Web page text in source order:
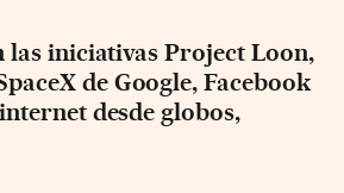
las iniciativas Project Loon,
de Google, Facebook
desde globos,